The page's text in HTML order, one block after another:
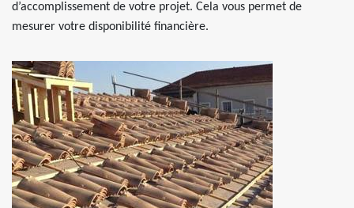
d’accomplissement de votre projet. Cela vous permet de
mesurer votre disponibilité financière.